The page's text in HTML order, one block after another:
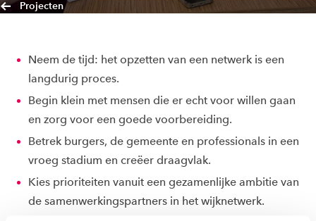
Projecten
Neem de tijd: het opzetten van een netwerk is een
langdurig proces.
Begin klein met mensen die er echt voor willen gaan
en zorg voor een goede voorbereiding.
Betrek burgers, de gemeente en professionals in een
vroeg stadium en creëer draagvlak.
Kies prioriteiten vanuit een gezamenlijke ambitie van
de samenwerkingspartners in het wijknetwerk.